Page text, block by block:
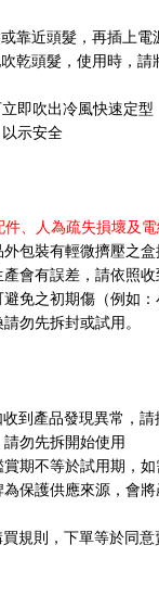
靠近頭髮，再插上電
乾頭髮，使用時，請
即吹出冷風快速定型
示安全
件、人為疏失損壞及
包裝有輕微擠壓之
會有誤差，請依照收
免之初期傷（例如
勿先拆封或試用。
收到產品發現異常，
勿先拆開始使用
期不等於試用期， 如
保護供應來源，會
規則，下單等於同